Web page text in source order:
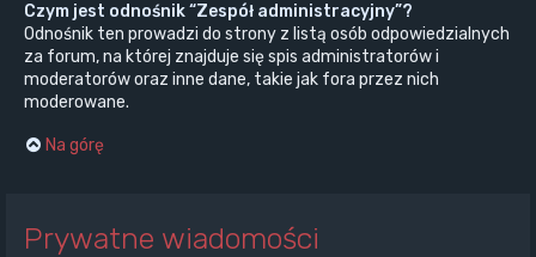
Czym jest odnośnik “Zespół administracyjny”?
Odnośnik ten prowadzi do strony z listą osób odpowiedzialnych
za forum, na której znajduje się spis administratorów i
moderatorów oraz inne dane, takie jak fora przez nich
moderowane.
Na górę
Prywatne wiadomości